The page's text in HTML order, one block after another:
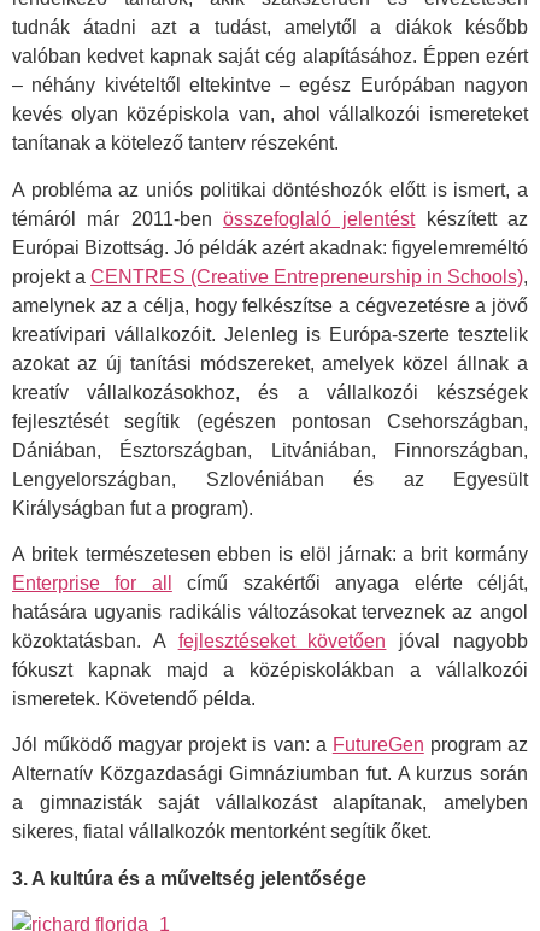
tudnák átadni azt a tudást, amelytől a diákok később
valóban kedvet kapnak saját cég alapításához. Éppen ezért
– néhány kivételtől eltekintve – egész Európában nagyon
kevés olyan középiskola van, ahol vállalkozói ismereteket
tanítanak a kötelező tanterv részeként.
A probléma az uniós politikai döntéshozók előtt is ismert, a
témáról már 2011-ben összefoglaló jelentéstkészített az
Európai Bizottság. Jó példák azért akadnak: figyelemreméltó
projekt a CENTRES (Creative Entrepreneurship in Schools),
amelynek az a célja, hogy felkészítse a cégvezetésre a jövő
kreatívipari vállalkozóit. Jelenleg is Európa-szerte tesztelik
azokat az új tanítási módszereket, amelyek közel állnak a
kreatív vállalkozásokhoz, és a vállalkozói készségek
fejlesztését segítik (egészen pontosan Csehországban,
Dániában, Észtországban, Litvániában, Finnországban,
Lengyelországban, Szlovéniában és az Egyesült
Királyságban fut a program).
A britek természetesen ebben is elöl járnak: a brit kormány
Enterprise for all
című szakértői anyaga elérte célját,
hatására ugyanis radikális változásokat terveznek az angol
közoktatásban. A fejlesztéseket követően jóval nagyobb
fókuszt kapnak majd a középiskolákban a vállalkozói
ismeretek. Követendő példa.
Jól működő magyar projekt is van: a FutureGen program az
Alternatív Közgazdasági Gimnáziumban fut. A kurzus során
a gimnazisták saját vállalkozást alapítanak, amelyben
sikeres, fiatal vállalkozók mentorként segítik őket.
3. A kultúra és a műveltség jelentősége